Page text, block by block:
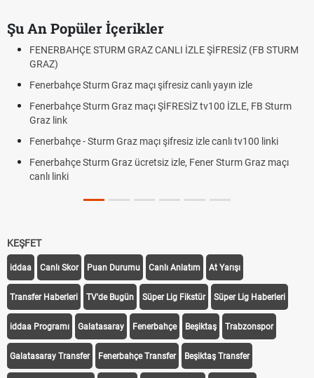
Şu An Popüler İçerikler
FENERBAHÇE STURM GRAZ CANLI İZLE ŞİFRESİZ (FB STURM
GRAZ)
Fenerbahçe Sturm Graz maçı şifresiz canlı yayın izle
Fenerbahçe Sturm Graz maçı ŞİFRESİZ tv100 İZLE, FB Sturm
Graz link
Fenerbahçe - Sturm Graz maçı şifresiz izle canlı tv100 linki
Fenerbahçe Sturm Graz ücretsiz izle, Fener Sturm Graz maçı
canlı linki
KEŞFET
iddaa Canlı Skor Puan Durumu Canlı Anlatım At Yarışı
Transfer Haberleri TV'de Bugün Süper Lig Fikstür Süper Lig Haberleri
iddaa Programı Galatasaray Fenerbahçe Beşiktaş Trabzonspor
Galatasaray Transfer Fenerbahçe Transfer Beşiktaş Transfer